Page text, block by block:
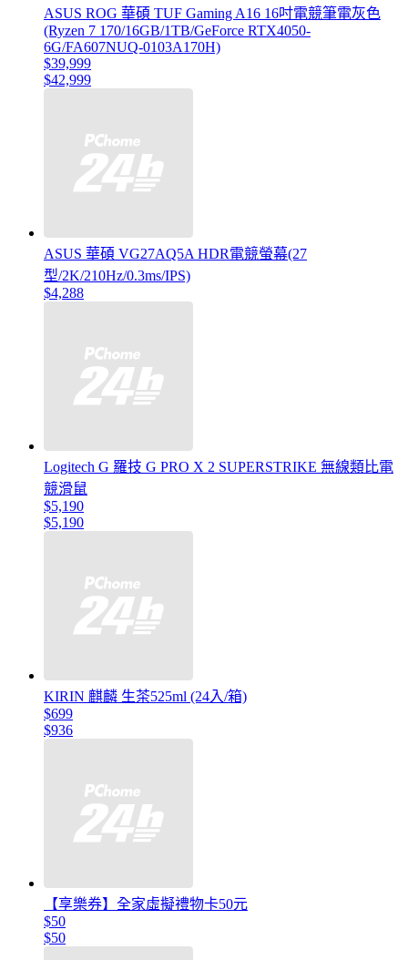
ASUS ROG 華碩 TUF Gaming A16 16吋電競筆電灰色
(Ryzen 7 170/16GB/1TB/GeForce RTX4050-
6G/FA607NUQ-0103A170H)
$39,999
$42,999
ASUS 華碩 VG27AQ5A HDR電競螢幕(27
型/2K/210Hz/0.3ms/IPS)
$4,288
Logitech G 羅技 G PRO X 2 SUPERSTRIKE 無線類比電
競滑鼠
$5,190
$5,190
KIRIN 麒麟 生茶525ml (24入/箱)
$699
$936
【享樂券】全家虛擬禮物卡50元
$50
$50